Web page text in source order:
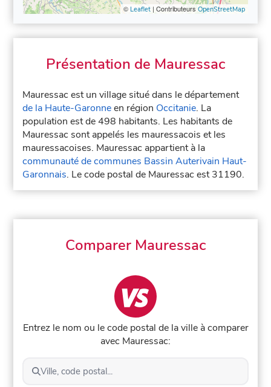
© Leaflet| Contributeurs OpenStreetMap
Présentation de Mauressac
Mauressac est un village situé dans le département
de la Haute-Garonneen région Occitanie. La
population est de 498 habitants. Les habitants de
Mauressac sont appelés les mauressacois et les
mauressacoises. Mauressac appartient à la
communauté de communes Bassin Auterivain Haut-
Garonnais. Le code postal de Mauressac est 31190.
Comparer Mauressac
Entrez le nom ou le code postal de la ville à comparer
avec Mauressac:
Ville, code postal...